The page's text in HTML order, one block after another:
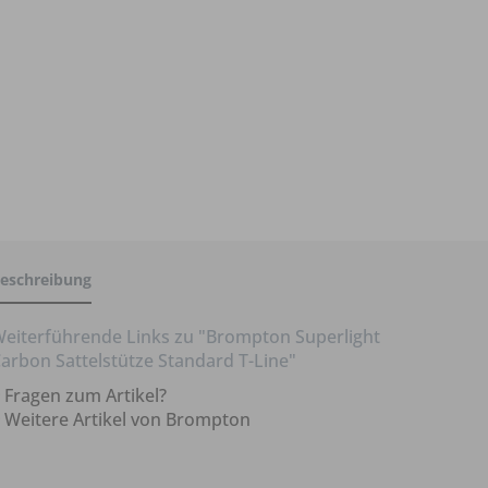
Links zu "Brompton Superlight
Sattelstütze Standard T-Line"
Fragen zum Artikel?
Weitere Artikel von Brompton